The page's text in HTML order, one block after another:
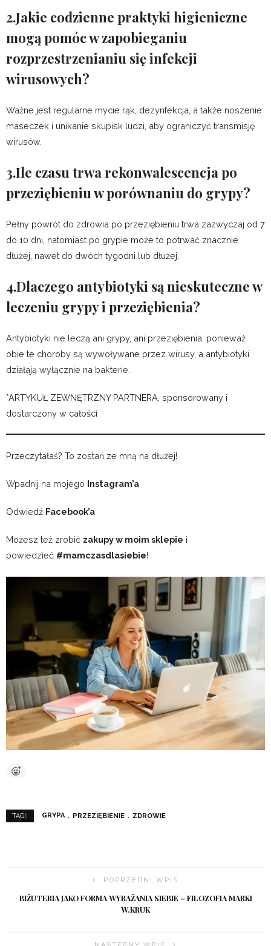
2.Jakie codzienne praktyki higieniczne
mogą pomóc w zapobieganiu
rozprzestrzenianiu się infekcji
wirusowych?
Ważne jest regularne mycie rąk, dezynfekcja, a także noszenie
maseczek i unikanie skupisk ludzi, aby ograniczyć transmisję
wirusów.
3.Ile czasu trwa rekonwalescencja po
przeziębieniu w porównaniu do grypy?
Pełny powrót do zdrowia po przeziębieniu trwa zazwyczaj od 7
do 10 dni, natomiast po grypie może to potrwać znacznie
dłużej, nawet do dwóch tygodni lub dłużej.
4.Dlaczego antybiotyki są nieskuteczne w
leczeniu grypy i przeziębienia?
Antybiotyki nie leczą ani grypy, ani przeziębienia, ponieważ
obie te choroby są wywoływane przez wirusy, a antybiotyki
działają wyłącznie na bakterie.
*ARTYKUŁ ZEWNĘTRZNY PARTNERA, sponsorowany i
dostarczony w całości
Przeczytałaś? To zostań ze mną na dłużej!
Wpadnij na mojego Instagram’a
Odwiedź Facebook’a
Możesz też zrobić zakupy w moim sklepie i
powiedzieć #mamczasdlasiebie!
TAGI: GRYPA PRZEZIĘBIENIE ZDROWIE
POPRZEDNI WPIS
BIŻUTERIA JAKO FORMA WYRAŻANIA SIEBIE – FILOZOFIA MARKI
W.KRUK